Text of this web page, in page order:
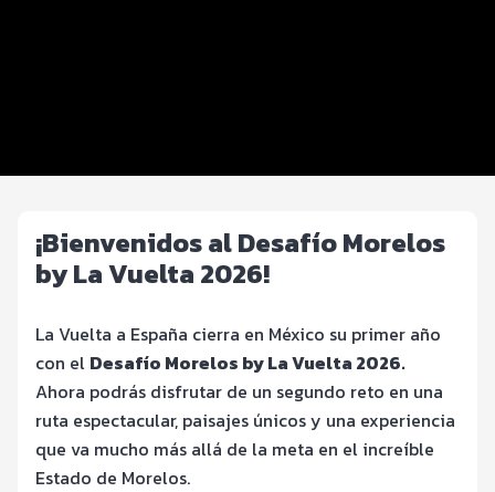
¡Bienvenidos al Desafío Morelos
by La Vuelta 2026!
La Vuelta a España cierra en México su primer año
con el Desafío Morelos by La Vuelta 2026.
Ahora podrás disfrutar de un segundo reto en una
ruta espectacular, paisajes únicos y una experiencia
que va mucho más allá de la meta en el increíble
Estado de Morelos.